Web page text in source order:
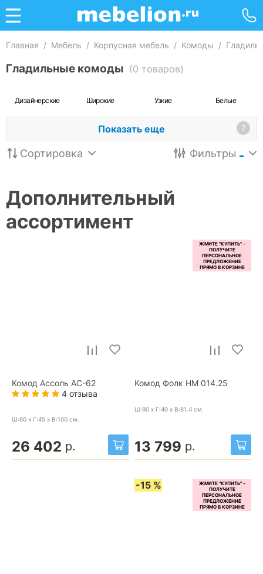
Главная / Мебель / Корпусная мебель / Комоды /
Гладильные комоды (0 товаров)
Дизайнерские Широкие Узкие Белые
Показать еще 7
Сортировка Фильтры
Дополнительный
ассортимент
Комод Ассоль АС-62
4 отзыва
Ш:60 x Г:45 x В:100 см.
26 402 р.
Комод Фолк НМ 014.25
Ш:90 x Г:40 x В:81.4 см.
13 799 р.
-15 %